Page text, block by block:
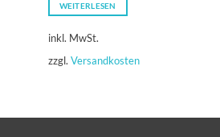
WEITERLESEN
inkl. MwSt.
zzgl. Versandkosten